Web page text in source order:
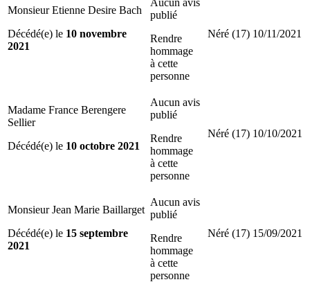
Monsieur Etienne Desire Bach
Décédé(e) le 10 novembre
2021
publié
Rendre
hommage
à cette
personne
Néré (17) 10/11/2021
Madame France Berengere
Sellier
Décédé(e) le 10 octobre 2021
Aucun avis
publié
Rendre
hommage
à cette
personne
Néré (17) 10/10/2021
Monsieur Jean Marie Baillarget
Décédé(e) le 15 septembre
2021
Aucun avis
publié
Rendre
hommage
à cette
personne
Néré (17) 15/09/2021